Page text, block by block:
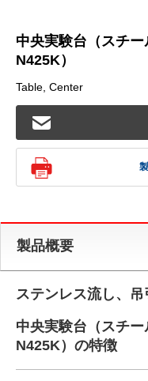
中央実験台（スチ
N425K）
Table, Center
製品概要
ステンレス流し、
中央実験台（スチ
N425K）の特徴